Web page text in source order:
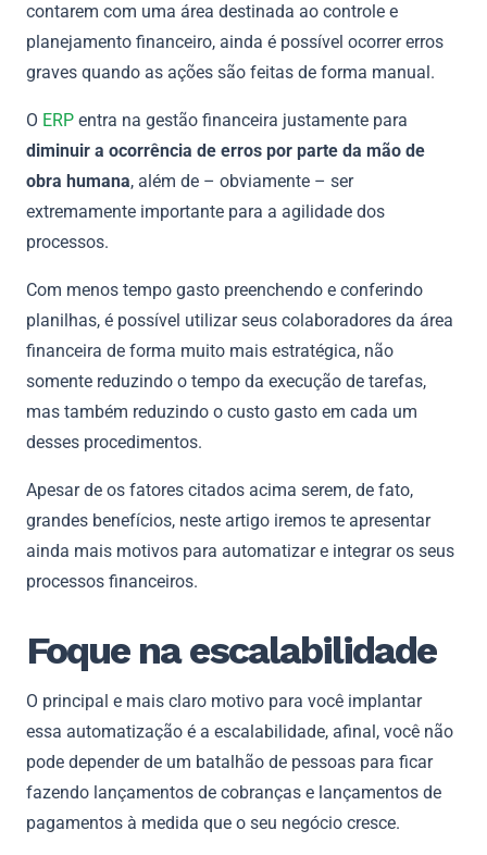
contarem com uma área destinada ao controle e
planejamento financeiro, ainda é possível ocorrer erros
graves quando as ações são feitas de forma manual.
O ERP entra na gestão financeira justamente para
diminuir a ocorrência de erros por parte da mão de
obra humana, além de – obviamente – ser
extremamente importante para a agilidade dos
processos.
Com menos tempo gasto preenchendo e conferindo
planilhas, é possível utilizar seus colaboradores da área
financeira de forma muito mais estratégica, não
somente reduzindo o tempo da execução de tarefas,
mas também reduzindo o custo gasto em cada um
desses procedimentos.
Apesar de os fatores citados acima serem, de fato,
grandes benefícios, neste artigo iremos te apresentar
ainda mais motivos para automatizar e integrar os seus
processos financeiros.
Foque na escalabilidade
O principal e mais claro motivo para você implantar
essa automatização é a escalabilidade, afinal, você não
pode depender de um batalhão de pessoas para ficar
fazendo lançamentos de cobranças e lançamentos de
pagamentos à medida que o seu negócio cresce.